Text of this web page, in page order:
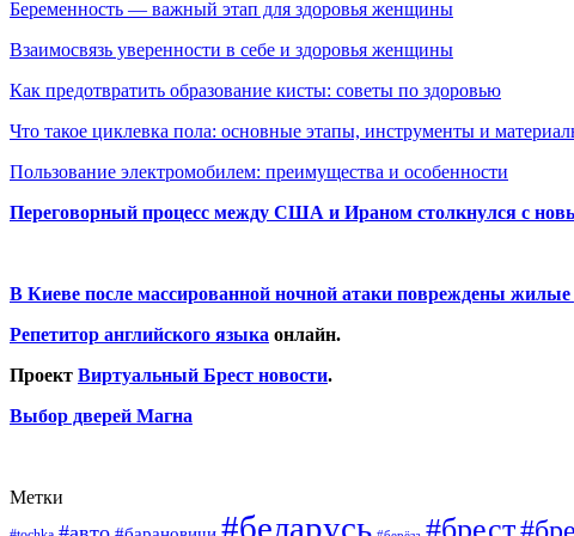
Беременность — важный этап для здоровья женщины
Взаимосвязь уверенности в себе и здоровья женщины
Как предотвратить образование кисты: советы по здоровью
Что такое циклевка пола: основные этапы, инструменты и
Пользование электромобилем: преимущества и особенности
Переговорный процесс между США и Ираном столкнулся с
В Киеве после массированной ночной атаки повреждены жилые
Репетитор английского языка онлайн.
Проект Виртуальный Брест новости.
Выбор дверей Магна
Метки
#беларусь